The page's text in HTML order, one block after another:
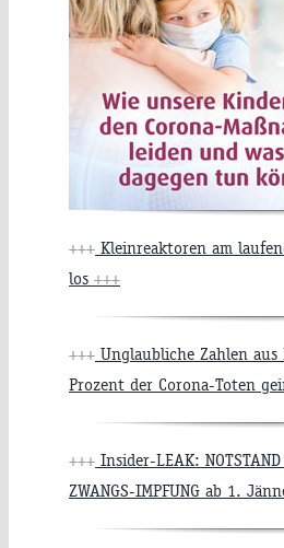
+++ Kleinreaktoren am
los +++
+++ Unglaubliche Zahlen
Prozent der Corona-Toten
+++ Insider-LEAK:
ZWANGS-IMPFUNG ab 1.